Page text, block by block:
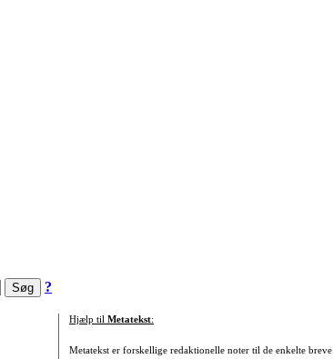
?
Hjælp til Metatekst:
Metatekst er forskellige redaktionelle noter til de enkelte breve.